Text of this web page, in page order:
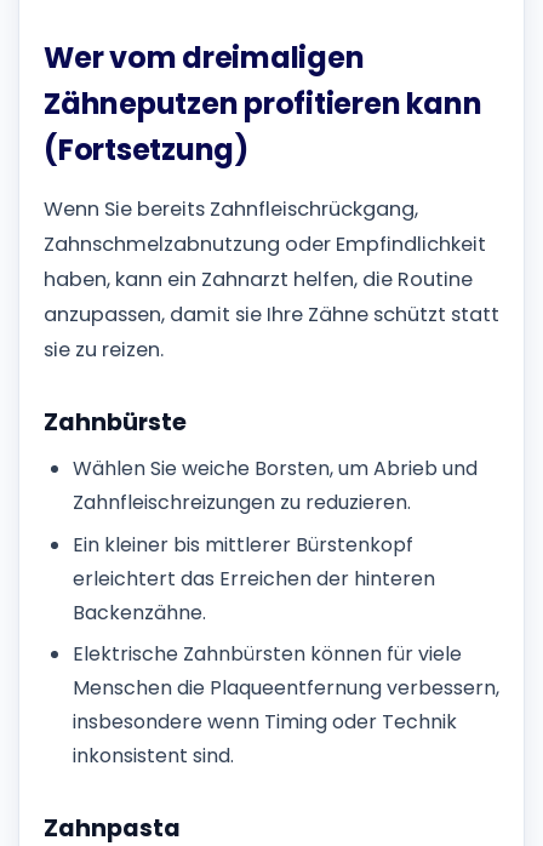
Wer vom dreimaligen
Zähneputzen profitieren kann
(Fortsetzung)
Wenn Sie bereits Zahnfleischrückgang,
Zahnschmelzabnutzung oder Empfindlichkeit
haben, kann ein Zahnarzt helfen, die Routine
anzupassen, damit sie Ihre Zähne schützt statt
sie zu reizen.
Zahnbürste
Wählen Sie weiche Borsten, um Abrieb und
Zahnfleischreizungen zu reduzieren.
Ein kleiner bis mittlerer Bürstenkopf
erleichtert das Erreichen der hinteren
Backenzähne.
Elektrische Zahnbürsten können für viele
Menschen die Plaqueentfernung verbessern,
insbesondere wenn Timing oder Technik
inkonsistent sind.
Zahnpasta